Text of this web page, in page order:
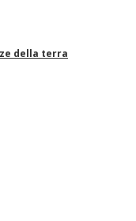
della terra